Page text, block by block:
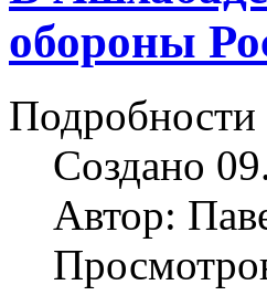
обороны
Подробности
Создано
Автор: